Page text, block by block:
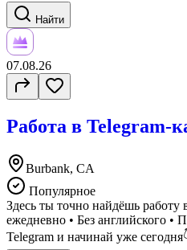
Найти
07.08.26
Работа в Telegram-
Burbank, CA
Популярное
Здесь ты точно найдёшь
ежедневно • Без английского •
Telegram и начинай уже